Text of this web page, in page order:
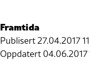
Framtida
Publisert27.04.2017
Oppdatert 04.06.2017